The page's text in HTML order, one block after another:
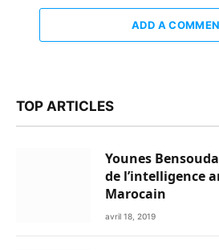
ADD A
TOP ARTICLES
Younes
de l’intelligence
Marocain
avril 18, 2019